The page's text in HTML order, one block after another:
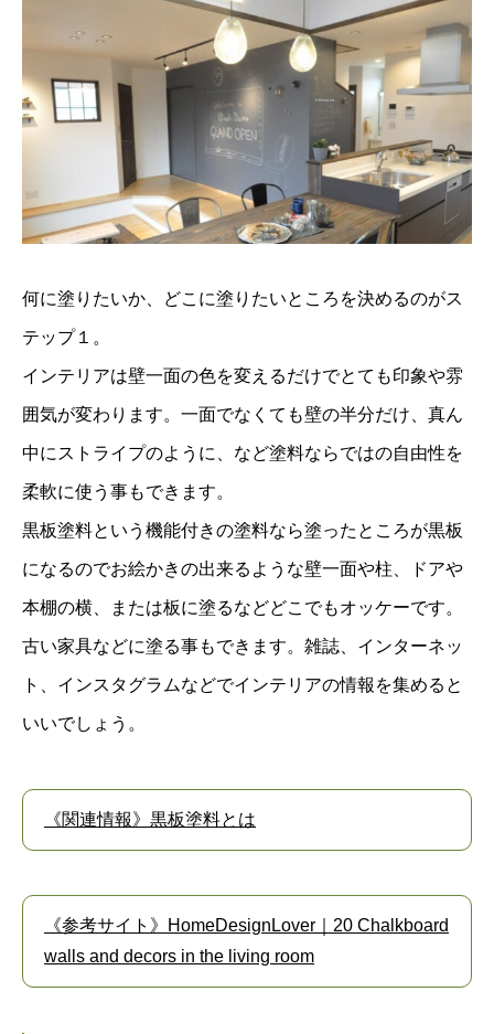
何に塗りたいか、どこに塗りたいところを決めるのがス
テップ１。
インテリアは壁一面の色を変えるだけでとても印象や雰
囲気が変わります。一面でなくても壁の半分だけ、真ん
中にストライプのように、など塗料ならではの自由性を
柔軟に使う事もできます。
黒板塗料という機能付きの塗料なら塗ったところが黒板
になるのでお絵かきの出来るような壁一面や柱、ドアや
本棚の横、または板に塗るなどどこでもオッケーです。
古い家具などに塗る事もできます。雑誌、インターネッ
ト、インスタグラムなどでインテリアの情報を集めると
いいでしょう。
《関連情報》黒板塗料とは
《参考サイト》HomeDesignLover｜20 Chalkboard
walls and decors in the living room